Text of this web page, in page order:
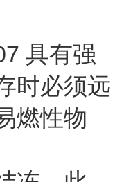
具有强
时必须远
燃性物